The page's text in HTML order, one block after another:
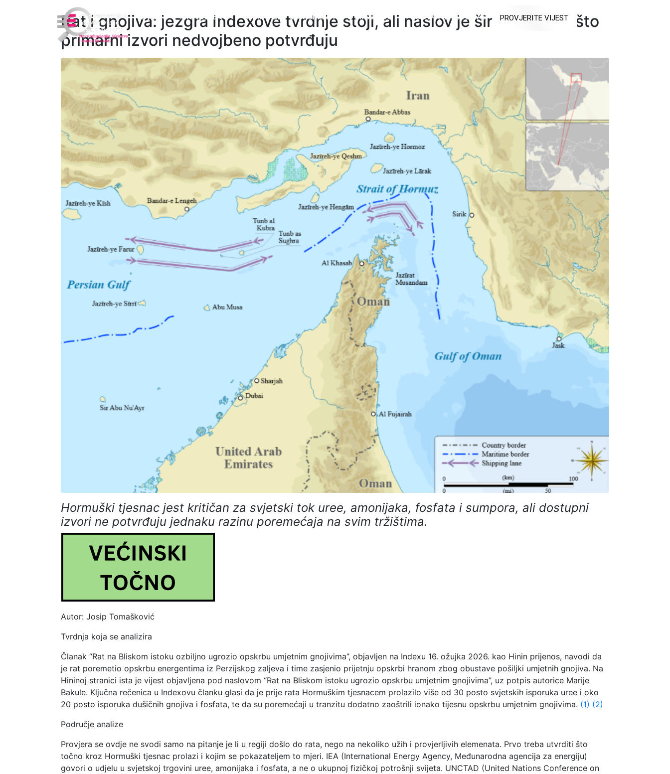
NOVOSTI PROVJERENO ↓ ISPRAVCI DOKUMENTI O PROJEKTU ↓ KONTAKTIRAJTE NAS PROVJERITE VIJEST
Rat i gnojiva: jezgra Indexove tvrdnje stoji, ali naslov je širi od onoga što
primarni izvori nedvojbeno potvrđuju
Hormuški tjesnac jest kritičan za svjetski tok uree, amonijaka, fosfata i sumpora, ali dostupni
izvori ne potvrđuju jednaku razinu poremećaja na svim tržištima.
Autor: Josip Tomašković
Tvrdnja koja se analizira
Članak “Rat na Bliskom istoku ozbiljno ugrozio opskrbu umjetnim gnojivima”, objavljen na Indexu 16. ožujka 2026. kao Hinin prijenos, navodi da
je rat poremetio opskrbu energentima iz Perzijskog zaljeva i time zasjenio prijetnju opskrbi hranom zbog obustave pošiljki umjetnih gnojiva. Na
Hininoj stranici ista je vijest objavljena pod naslovom “Rat na Bliskom istoku ugrozio opskrbu umjetnim gnojivima”, uz potpis autorice Marije
Bakule. Ključna rečenica u Indexovu članku glasi da je prije rata Hormuškim tjesnacem prolazilo više od 30 posto svjetskih isporuka uree i oko
20 posto isporuka dušičnih gnojiva i fosfata, te da su poremećaji u tranzitu dodatno zaoštrili ionako tijesnu opskrbu umjetnim gnojivima. (1) (2)
Područje analize
Provjera se ovdje ne svodi samo na pitanje je li u regiji došlo do rata, nego na nekoliko užih i provjerljivih elemenata. Prvo treba utvrditi što
točno kroz Hormuški tjesnac prolazi i kojim se pokazateljem to mjeri. IEA (International Energy Agency, Međunarodna agencija za energiju)
govori o udjelu u svjetskoj trgovini uree, amonijaka i fosfata, a ne o ukupnoj fizičkoj potrošnji svijeta. UNCTAD (United Nations Conference on